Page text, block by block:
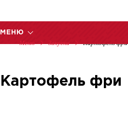
МЕНЮ
Меню Закуски Картофель фри
Картофель фри